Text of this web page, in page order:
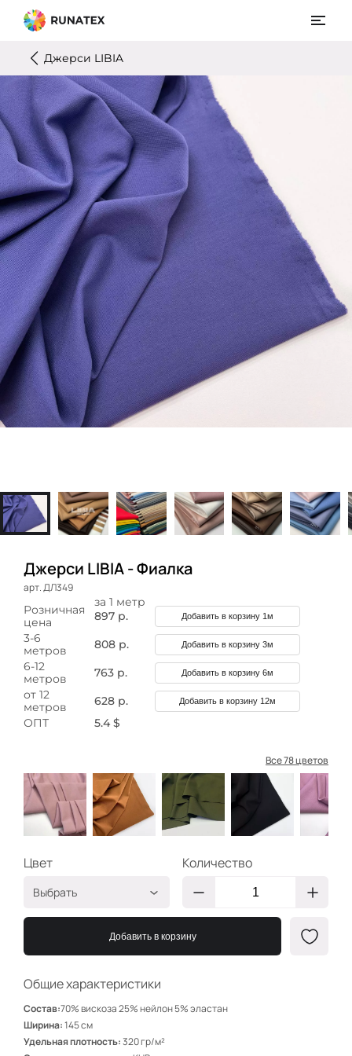
Джерси LIBIA
Джерси LIBIA - Фиалка
арт. ДЛ349
Общие характеристики
Состав:70% вискоза 25% нейлон 5% эластан
Ширина:145 см
Удельная плотность:320 гр/м²
за 1 метр
Розничная
цена
897 р. Добавить в корзину 1м
3-6
метров
808 р. Добавить в корзину 3м
6-12
метров
763 р. Добавить в корзину 6м
от 12
метров
628 р. Добавить в корзину 12м
ОПТ 5.4 $
Все 78 цветов
Цвет
Выбрать
Св. Пудра 4
ДЛ646
ДЛ613
Черный
Роз. пудра 6
Пудра
Количество
Добавить в корзину